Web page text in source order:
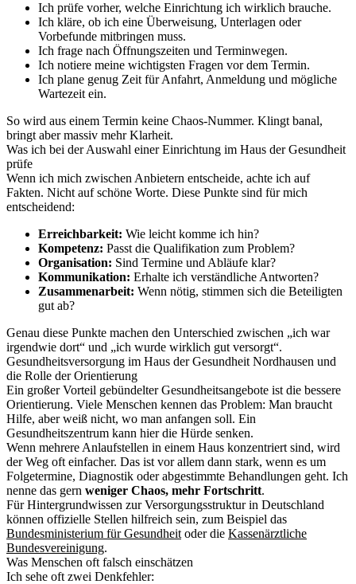
Ich prüfe vorher, welche Einrichtung ich wirklich brauche.
Ich kläre, ob ich eine Überweisung, Unterlagen oder
Vorbefunde mitbringen muss.
Ich frage nach Öffnungszeiten und Terminwegen.
Ich notiere meine wichtigsten Fragen vor dem Termin.
Ich plane genug Zeit für Anfahrt, Anmeldung und mögliche
Wartezeit ein.
So wird aus einem Termin keine Chaos-Nummer. Klingt banal,
bringt aber massiv mehr Klarheit.
Was ich bei der Auswahl einer Einrichtung im Haus der Gesundheit
prüfe
Wenn ich mich zwischen Anbietern entscheide, achte ich auf
Fakten. Nicht auf schöne Worte. Diese Punkte sind für mich
entscheidend:
Erreichbarkeit: Wie leicht komme ich hin?
Kompetenz: Passt die Qualifikation zum Problem?
Organisation: Sind Termine und Abläufe klar?
Kommunikation: Erhalte ich verständliche Antworten?
Zusammenarbeit: Wenn nötig, stimmen sich die Beteiligten
gut ab?
Genau diese Punkte machen den Unterschied zwischen „ich war
irgendwie dort“ und „ich wurde wirklich gut versorgt“.
Gesundheitsversorgung im Haus der Gesundheit Nordhausen und
die Rolle der Orientierung
Ein großer Vorteil gebündelter Gesundheitsangebote ist die bessere
Orientierung. Viele Menschen kennen das Problem: Man braucht
Hilfe, aber weiß nicht, wo man anfangen soll. Ein
Gesundheitszentrum kann hier die Hürde senken.
Wenn mehrere Anlaufstellen in einem Haus konzentriert sind, wird
der Weg oft einfacher. Das ist vor allem dann stark, wenn es um
Folgetermine, Diagnostik oder abgestimmte Behandlungen geht. Ich
nenne das gern weniger Chaos, mehr Fortschritt.
Für Hintergrundwissen zur Versorgungsstruktur in Deutschland
können offizielle Stellen hilfreich sein, zum Beispiel das
Bundesministerium für Gesundheit oder die Kassenärztliche
Bundesvereinigung.
Was Menschen oft falsch einschätzen
Ich sehe oft zwei Denkfehler: